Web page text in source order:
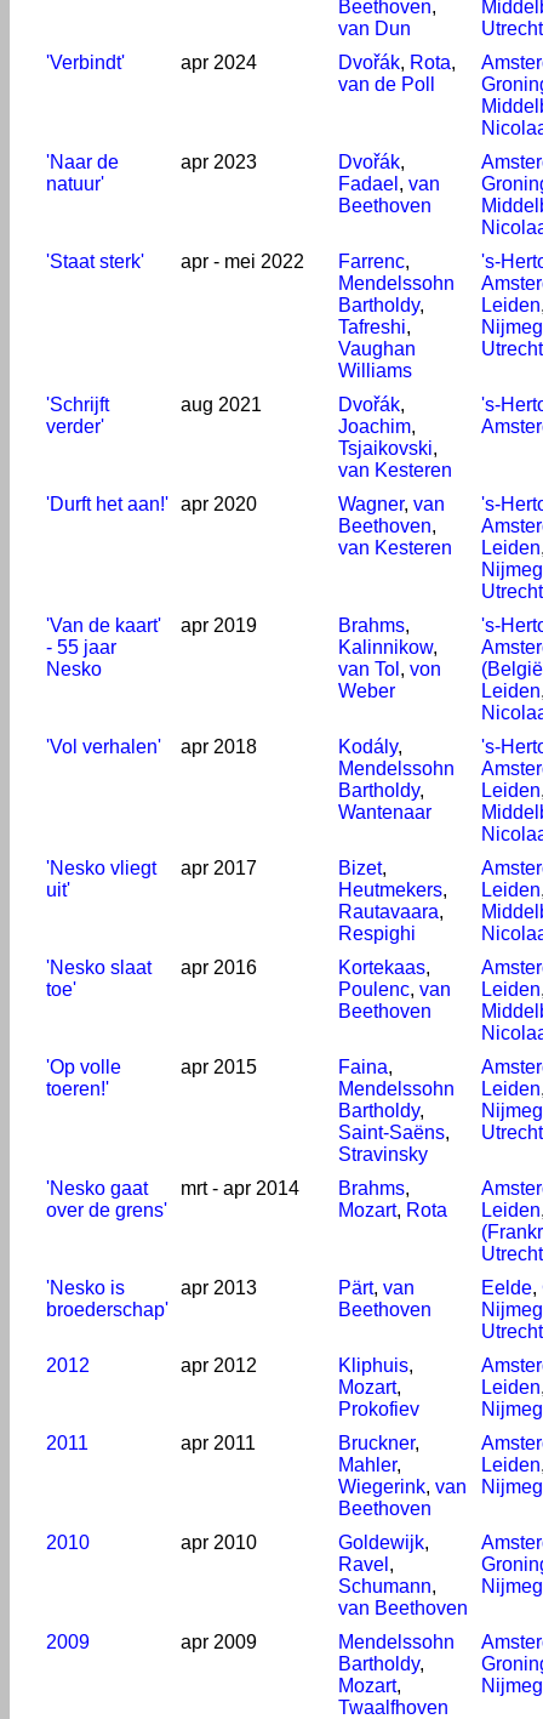
Beethoven,
van Dun
Utrecht
'Verbindt'
apr 2024 Dvořák, Rota,
van de Poll
'Naar de
natuur'
apr 2023 Dvořák,
Fadael , van
Beethoven
'Staat sterk'
apr - mei 2022 Farrenc,
Mendelssohn
Bartholdy,
Tafreshi,
Vaughan
Williams
's-
Leiden
Utrecht
'Schrijft
verder'
aug 2021 Dvořák,
Joachim,
Tsjaikovski,
van Kesteren
's-
'Durft het aan!' apr 2020 Wagner, van
Beethoven,
van Kesteren
's-
Leiden
Utrecht
'Van de kaart'
- 55 jaar
Nesko
apr 2019 Brahms,
Kalinnikow,
van Tol , von
Weber
's-
Leiden
'Vol verhalen'
apr 2018 Kodály,
Mendelssohn
Bartholdy,
Wantenaar
's-
Leiden
'Nesko vliegt
uit'
apr 2017 Bizet,
Heutmekers,
Rautavaara,
Respighi
Leiden
'Nesko slaat
toe'
apr 2016 Kortekaas,
Poulenc, van
Beethoven
Leiden
'Op volle
toeren!'
apr 2015 Faina,
Mendelssohn
Bartholdy,
Saint-Saëns,
Stravinsky
Leiden
Utrecht
'Nesko gaat
over de grens'
mrt - apr 2014 Brahms,
Mozart, Rota
Leiden
Utrecht
'Nesko is
broederschap'
apr 2013 Pärt, van
Beethoven
Eelde,
Utrecht
2012
apr 2012 Kliphuis,
Mozart,
Prokofiev
Leiden
2011
apr 2011 Bruckner,
Mahler,
Wiegerink, van
Beethoven
Leiden
2010 apr 2010 Goldewijk,
Ravel ,
Schumann,
van Beethoven
2009 apr 2009
Mendelssohn
Bartholdy,
Mozart,
Twaalfhoven